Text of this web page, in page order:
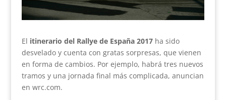
El itinerario del Rallye de España 2017ha sido
desvelado y cuenta con gratas sorpresas, que vienen
en forma de cambios. Por ejemplo, habrá tres nuevos
tramos y una jornada final más complicada, anuncian
en wrc.com.